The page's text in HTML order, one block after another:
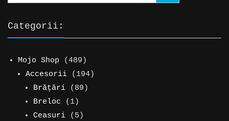
Categorii:
Mojo Shop 489489
de
produse
Accesorii 194194
Brățări 8989
Breloc 11
produs
Ceasuri 55